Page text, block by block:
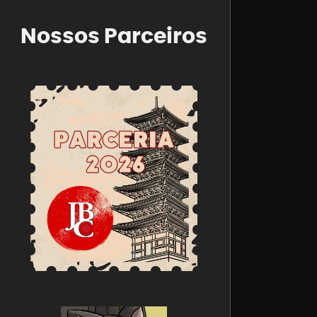
Nossos Parceiros